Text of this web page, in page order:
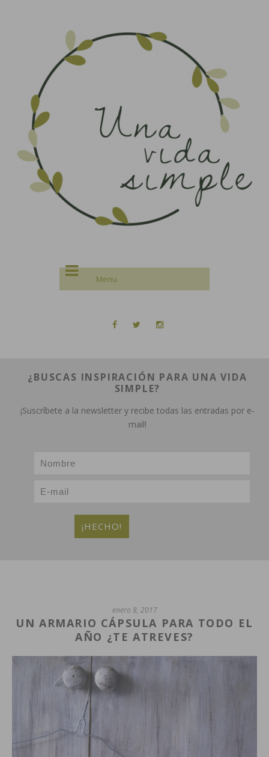
¿BUSCAS INSPIRACIÓN PARA UNA VIDA
SIMPLE?
¡Suscríbete a la newsletter y recibe todas las entradas por e-
mail!
enero 8, 2017
UN ARMARIO CÁPSULA PARA TODO EL
AÑO ¿TE ATREVES?